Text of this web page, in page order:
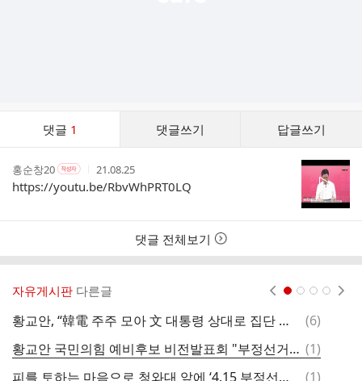
댓글 1 댓글쓰기 답글쓰기
트
작
성
자
홍순창20작
성
자
인
작
자
작
성
시
21.08.25
https://youtu.be/RbvWhPRT0LQ
댓글 전체보기
자유게시판 다른글
황교안, “韓電 주주 모아 文 대통령 상대로 집단 소송”
댓
(6)
황교안 국민의힘 예비후보 비전발표회 "부정선거 ×" 20210825 시사外 댓
글
(1)
피를 토하는 마음으로 청와대 앞에 ‘4.15 부정선거’ 20210818 황교안外
댓
(1)